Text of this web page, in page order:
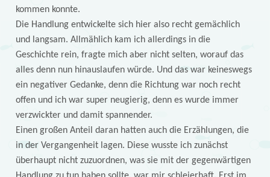
kommen konnte.
Die Handlung entwickelte sich hier also recht gemächlich
und langsam. Allmählich kam ich allerdings in die
Geschichte rein, fragte mich aber nicht selten, worauf das
alles denn nun hinauslaufen würde. Und das war keineswegs
ein negativer Gedanke, denn die Richtung war noch recht
offen und ich war super neugierig, denn es wurde immer
verzwickter und damit spannender.
Einen großen Anteil daran hatten auch die Erzählungen, die
in der Vergangenheit lagen. Diese wusste ich zunächst
überhaupt nicht zuzuordnen, was sie mit der gegenwärtigen